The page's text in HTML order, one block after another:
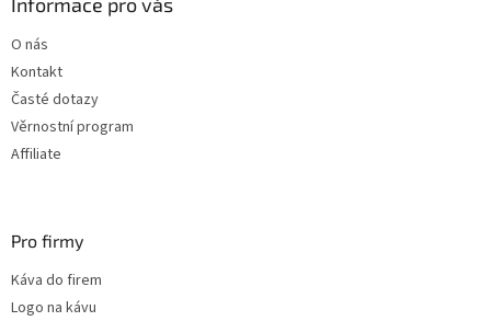
O nás
Kontakt
Časté dotazy
Věrnostní program
Affiliate
Pro firmy
Káva do firem
Logo na kávu